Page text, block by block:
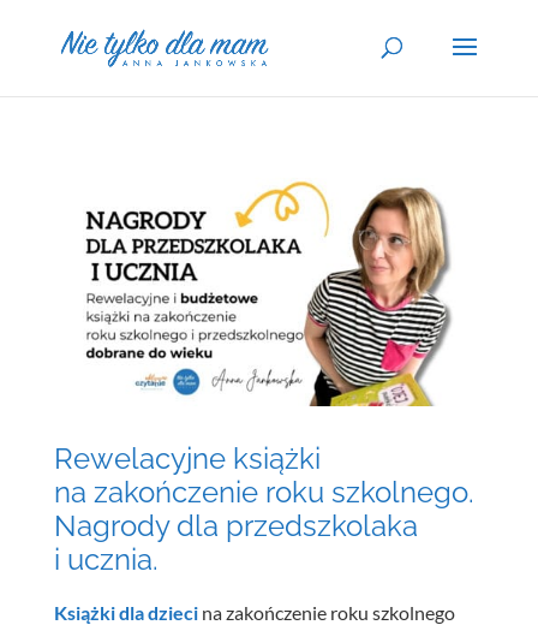
Rewelacyjne książki
na zakończenie roku szkolnego.
Nagrody dla przedszkolaka
i ucznia.
Książki dla dzieci na zakończenie roku szkolnego